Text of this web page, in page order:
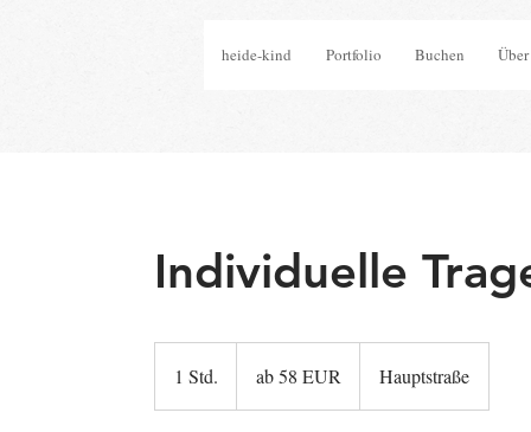
heide-kind Portfolio Buchen
Individuelle
1 Std.
S
EURab 58 EUR Hauptstraße